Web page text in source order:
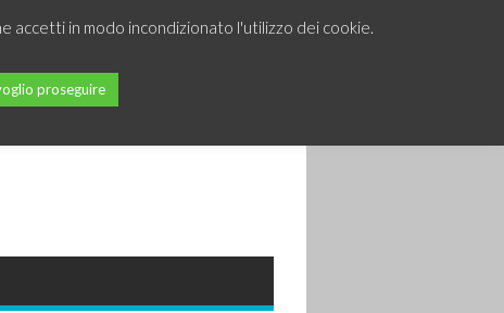
accetti in modo incondizionato l'utilizzo dei cookie.
proseguire